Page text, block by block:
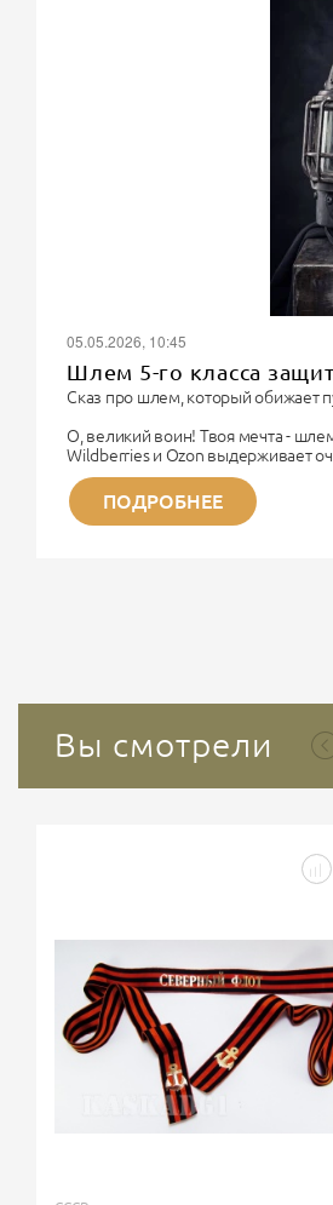
05.05.2026, 10:45
Шлем 5-го класса
Сказ про шлем, который обижает
О, великий воин! Твоя мечта -
Wildberries и Ozon выдерживает
Поздравляю. Ты хочешь купить
Немного физики для прояснения
Дорогой Рембо, 5-й класс
ПОДРОБНЕЕ
Вы смотрели